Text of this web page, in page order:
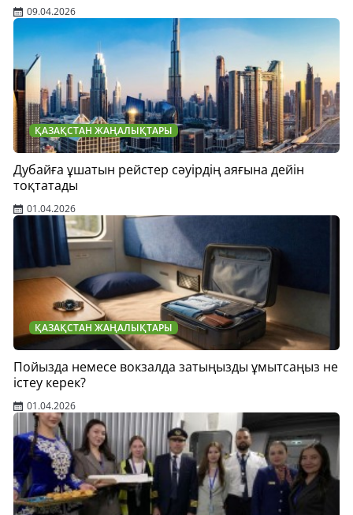
09.04.2026
ҚАЗАҚСТАН ЖАҢАЛЫҚТАРЫ
Дубайға ұшатын рейстер сәуірдің аяғына дейін
тоқтатады
01.04.2026
ҚАЗАҚСТАН ЖАҢАЛЫҚТАРЫ
Пойызда немесе вокзалда затыңызды ұмытсаңыз не
істеу керек?
01.04.2026